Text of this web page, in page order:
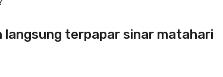
langsung terpapar sinar matahari